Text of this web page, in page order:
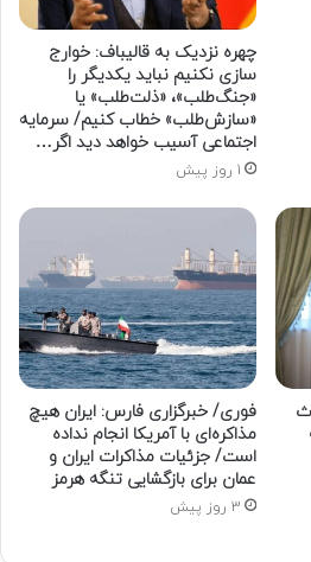
چهره نزدیک به قالیباف: خوارج
سازی نکنیم نباید یکدیگر را
«جنگ‌طلب»، «ذلت‌طلب» یا
«سازش‌طلب» خطاب کنیم/ سرمایه
اجتماعی آسیب خواهد دید اگر…
1 روز پیش
فوری/ خبرگزاری فارس: ایران هیچ
مذاکره‌ای با آمریکا انجام نداده
است/ جزئیات مذاکرات ایران و
عمان برای بازگشایی تنگه هرمز
3 روز پیش